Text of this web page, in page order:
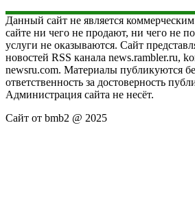
Данный сайт не является
сайте ни чего не продают, ни чего не
услуги не оказываются. Сайт
новостей RSS канала news.rambler.ru,
newsru.com. Материалы публикуются
ответственность за достоверность
Администрация сайта не несёт.
Сайт от bmb2 @ 2025